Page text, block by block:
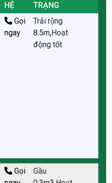
HỆ
TRẠNG
Gọi
ngay
Trải rộng
8.5m,Hoạt
động tốt
Gọi
Gầu